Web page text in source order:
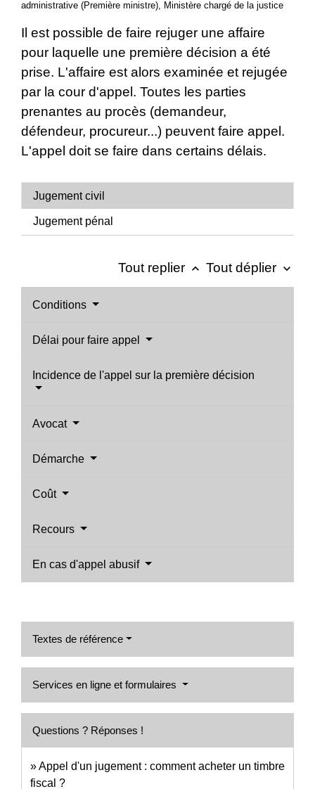
administrative (Première ministre), Ministère chargé de la justice
Il est possible de faire rejuger une affaire
pour laquelle une première décision a été
prise. L'affaire est alors examinée et rejugée
par la cour d'appel. Toutes les parties
prenantes au procès (demandeur,
défendeur, procureur...) peuvent faire appel.
L'appel doit se faire dans certains délais.
Jugement civil
Jugement pénal
Tout replier keyboard_arrow_up Tout déplier keyboard_arrow_down
Conditions
Délai pour faire appel
Incidence de l'appel sur la première décision
Avocat
Démarche
Coût
Recours
En cas d'appel abusif
Textes de référence
Services en ligne et formulaires
Questions ? Réponses !
Appel d'un jugement : comment acheter un timbre
fiscal ?